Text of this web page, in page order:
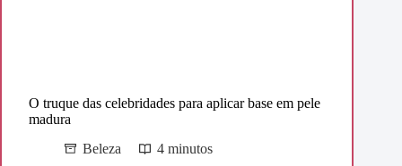
O truque das celebridades para aplicar base em pele
madura
Beleza
4 minutos